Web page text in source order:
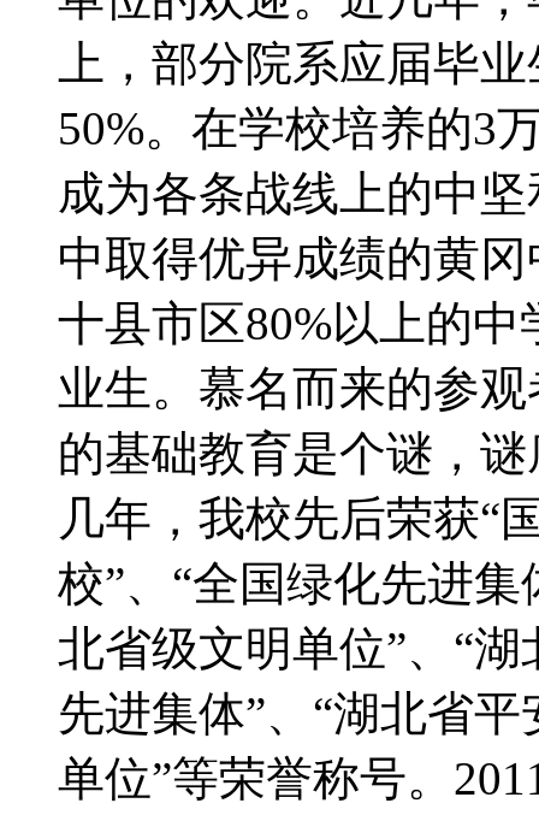
上，部分院系应届毕
50%。在学校培养的3
成为各条战线上的中
中取得优异成绩的黄
十县市区80%以上的
业生。慕名而来的参
的基础教育是个谜，
几年，我校先后荣获“
校”、“全国绿化先进集
北省级文明单位”、“
先进集体”、“湖北省
单位”等荣誉称号。